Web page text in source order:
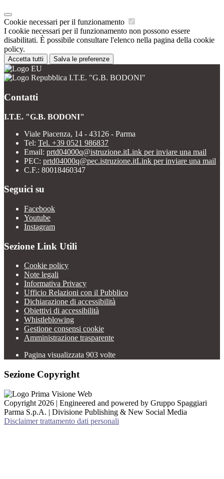
Cookie necessari per il funzionamento
I cookie necessari per il funzionamento non possono essere
disabilitati. È possibile consultare l'elenco nella pagina della cookie
policy.
Accetta tutti Salva le preferenze
I.T.E. "G.B. BODONI"
Contatti
I.T.E. "G.B. BODONI"
Viale Piacenza, 14 - 43126 - Parma
Tel: Tel. +39 0521 986837
Email: prtd04000q@istruzione.itLink per inviare una mail
PEC: prtd04000q@pec.istruzione.itLink per inviare una mail
C.F.: 80018460347
Seguici su
Facebook
Youtube
Instagram
Sezione Link Utili
Cookie policy
Note legali
Informativa Privacy
Ufficio Relazioni con il Pubblico
Dichiarazione di accessibilità
Obiettivi di accessibilità
Whistleblowing
Gestione consensi cookie
Amministrazione trasparente
Pagina visualizzata 903 volte
Sezione Copyright
Copyright 2026 | Engineered and powered by Gruppo Spaggiari
Parma S.p.A. | Divisione Publishing & New Social Media
Disclaimer trattamento dati personali